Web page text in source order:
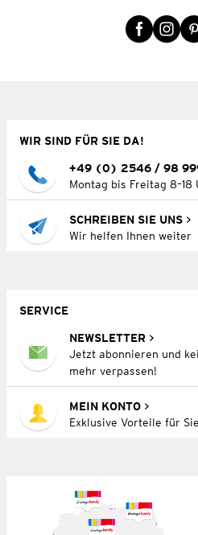
WIR SIND FÜR SIE DA!
+49 (0) 2546 / 98
Montag bis Freitag 8–18
SCHREIBEN SIE UNS
Wir helfen Ihnen weiter
SERVICE
NEWSLETTER
Jetzt abonnieren und
mehr verpassen!
MEIN KONTO
Exklusive Vorteile für Sie